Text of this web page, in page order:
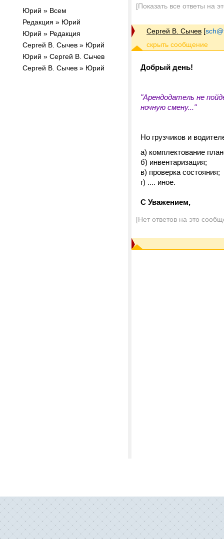
Юрий » Всем
Редакция » Юрий
Юрий » Редакция
Сергей В. Сычев » Юрий
Юрий » Сергей В. Сычев
Сергей В. Сычев » Юрий
[Показать все ответы на
Сергей В. Сычев [
Добрый день!
"Арендодатель не
ночную смену..."
Но грузчиков и
а) комплектование
б) инвентаризация;
в) проверка состояния;
г) .... иное.
С Уважением,
[Нет ответов на это